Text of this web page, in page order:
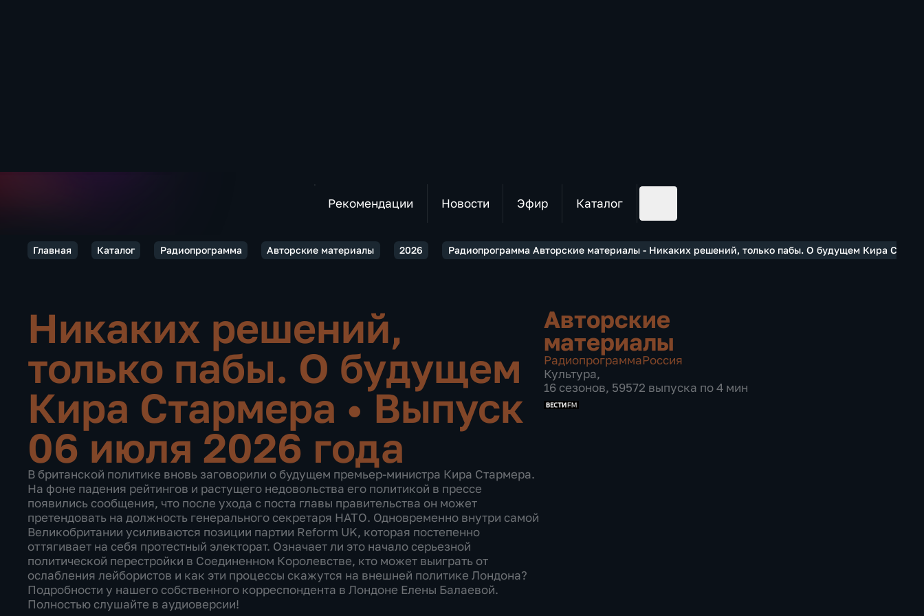
Рекомендации Новости Эфир Каталог
Главная Каталог Радиопрограмма Авторские материалы 2026 Радиопрограмма Авторские материалы - Никаких решений, только пабы. О будущем Кира
Никаких решений,
только пабы. О будущем
Кира Стармера •Выпуск
06 июля 2026 года
В британской политике вновь заговорили о будущем премьер-министра Кира Стармера.
На фоне падения рейтингов и растущего недовольства его политикой в прессе
появились сообщения, что после ухода с поста главы правительства он может
претендовать на должность генерального секретаря НАТО. Одновременно внутри самой
Великобритании усиливаются позиции партии Reform UK, которая постепенно
оттягивает на себя протестный электорат. Означает ли это начало серьезной
политической перестройки в Соединенном Королевстве, кто может выиграть от
ослабления лейбористов и как эти процессы скажутся на внешней политике Лондона?
Подробности у нашего собственного корреспондента в Лондоне Елены Балаевой.
Полностью слушайте в аудиоверсии!
Авторские
материалы
РадиопрограммаРоссия
Культура,
16 сезонов, 59572 выпуска по 4 мин